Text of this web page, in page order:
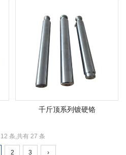
千斤顶系列镀硬铬
条,共有 27 条
2 3 ›